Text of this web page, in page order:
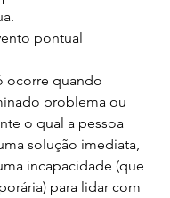
pontual
ocorre quando
problema ou
o qual a pessoa
solução imediata,
incapacidade (que
para lidar com